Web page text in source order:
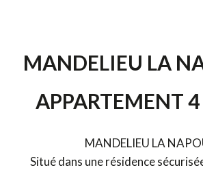
MANDELIEU LA
APPARTEMENT 4
MANDELIEU LA
Situé dans une résidence